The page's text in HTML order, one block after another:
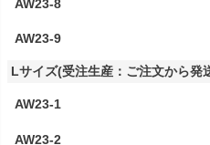
AW23-8
AW23-9
Lサイズ(受注生産：ご注文から発
AW23-1
AW23-2